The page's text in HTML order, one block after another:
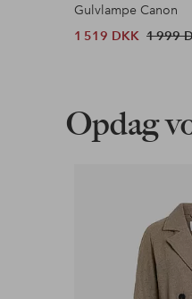
Gulvlampe Canon
1 519 DKK 1 999
Opdag